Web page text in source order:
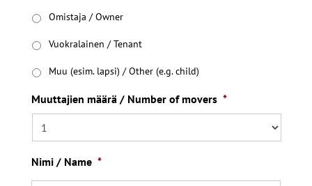
Omistaja / Owner
Vuokralainen / Tenant
Muu (esim. lapsi) / Other (e.g. child)
Muuttajien määrä / Number of movers *
Nimi / Name *